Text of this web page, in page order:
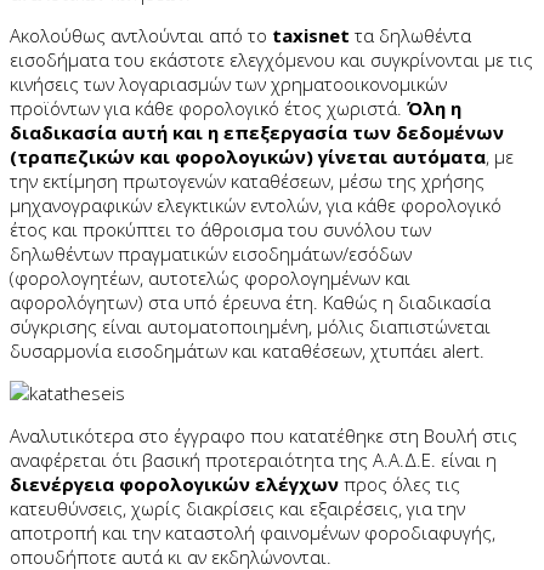
Ακολούθως αντλούνται από το taxisnet τα δηλωθέντα
εισοδήματα του εκάστοτε ελεγχόμενου και συγκρίνονται με τις
κινήσεις των λογαριασμών των χρηματοοικονομικών
προϊόντων για κάθε φορολογικό έτος χωριστά. Όλη η
διαδικασία αυτή και η επεξεργασία των δεδομένων
(τραπεζικών και φορολογικών) γίνεται αυτόματα, με
την εκτίμηση πρωτογενών καταθέσεων, μέσω της χρήσης
μηχανογραφικών ελεγκτικών εντολών, για κάθε φορολογικό
έτος και προκύπτει το άθροισμα του συνόλου των
δηλωθέντων πραγματικών εισοδημάτων/εσόδων
(φορολογητέων, αυτοτελώς φορολογημένων και
αφορολόγητων) στα υπό έρευνα έτη. Καθώς η διαδικασία
σύγκρισης είναι αυτοματοποιημένη, μόλις διαπιστώνεται
δυσαρμονία εισοδημάτων και καταθέσεων, χτυπάει alert.
Αναλυτικότερα στο έγγραφο που κατατέθηκε στη Βουλή στις
αναφέρεται ότι βασική προτεραιότητα της Α.Α.Δ.Ε. είναι η
διενέργεια φορολογικών ελέγχων προς όλες τις
κατευθύνσεις, χωρίς διακρίσεις και εξαιρέσεις, για την
αποτροπή και την καταστολή φαινομένων φοροδιαφυγής,
οπουδήποτε αυτά κι αν εκδηλώνονται.